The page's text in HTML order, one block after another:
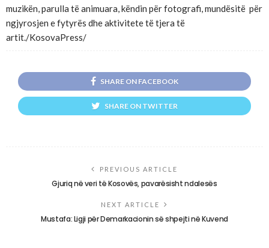
muzikën, parulla të animuara, këndin për fotografi, mundësitë për
ngjyrosjen e fytyrës dhe aktivitete të tjera të
artit./KosovaPress/
SHARE ON FACEBOOK
SHARE ON TWITTER
PREVIOUS ARTICLE
Gjuriq në veri të Kosovës, pavarësisht ndalesës
NEXT ARTICLE
Mustafa: Ligji për Demarkacionin së shpejti në Kuvend